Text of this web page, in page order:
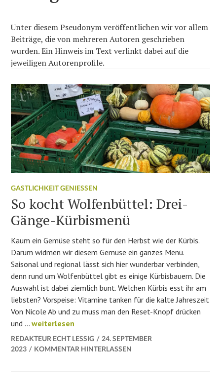
Unter diesem Pseudonym veröffentlichen wir vor allem
Beiträge, die von mehreren Autoren geschrieben
wurden. Ein Hinweis im Text verlinkt dabei auf die
jeweiligen Autorenprofile.
GASTLICHKEIT GENIESSEN
So kocht Wolfenbüttel: Drei-
Gänge-Kürbismenü
Kaum ein Gemüse steht so für den Herbst wie der Kürbis.
Darum widmen wir diesem Gemüse ein ganzes Menü.
Saisonal und regional lässt sich hier wunderbar verbinden,
denn rund um Wolfenbüttel gibt es einige Kürbisbauern. Die
Auswahl ist dabei ziemlich bunt. Welchen Kürbis esst ihr am
liebsten? Vorspeise: Vitamine tanken für die kalte Jahreszeit
Von Nicole Ab und zu muss man den Reset-Knopf drücken
und …So kocht Wolfenbüttel: Drei-Gänge-Kürbismenü
weiterlesen
REDAKTEUR ECHT LESSIG
24. SEPTEMBER
2023
KOMMENTAR HINTERLASSEN